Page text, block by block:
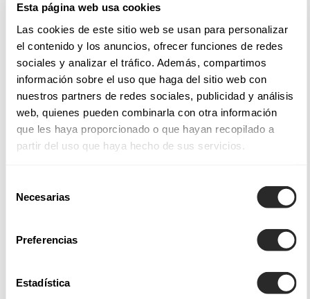
Esta página web usa cookies
Las cookies de este sitio web se usan para personalizar
el contenido y los anuncios, ofrecer funciones de redes
sociales y analizar el tráfico. Además, compartimos
información sobre el uso que haga del sitio web con
nuestros partners de redes sociales, publicidad y análisis
web, quienes pueden combinarla con otra información
que les haya proporcionado o que hayan recopilado a
partir del uso que haya hecho de sus servicios.
Necesarias
Preferencias
Estadística
Tecidos e estilos nos nossos vestidos para noivas
Os vestidos de noiva Aire Barcelona incorporam
acabamentos e aplicações de destaque e estilos dignos de
admiração; quer se trate devestidos de noiva sereia, que
abraçam o busto e as ancas, envolvendo o corpo
suavemente e com a quantidade certa de ousadia.
só encontrará uma grande variedade de designs — desde
com um visual digno de conto de fadas, até
vestidos de
, que oferecem uma elegância
intemporal e favorecem todos os tipos de corpo. Também
disponibilizamos tecidos leves cuidadosamente escolhidos